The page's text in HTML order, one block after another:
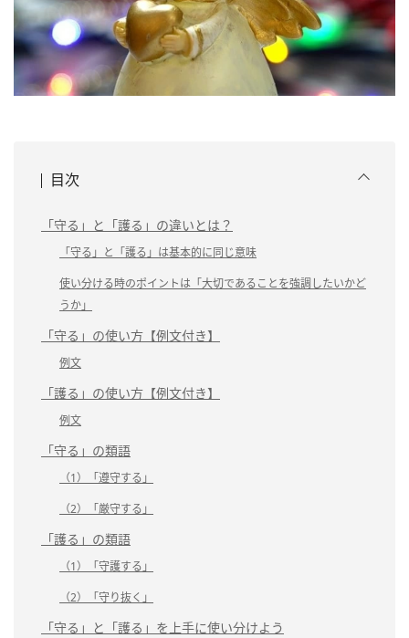
目次
「守る」と「護る」の違いとは？
「守る」と「護る」は基本的に同じ意味
使い分ける時のポイントは「大切であることを強調したいかど
うか」
「守る」の使い方【例文付き】
例文
「護る」の使い方【例文付き】
例文
「守る」の類語
（1）「遵守する」
（2）「厳守する」
「護る」の類語
（1）「守護する」
（2）「守り抜く」
「守る」と「護る」を上手に使い分けよう